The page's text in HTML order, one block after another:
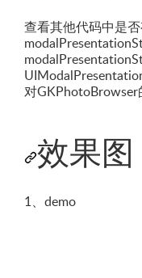
查看其他代码中是
对GKPhotoBrowser
效果图
1、demo